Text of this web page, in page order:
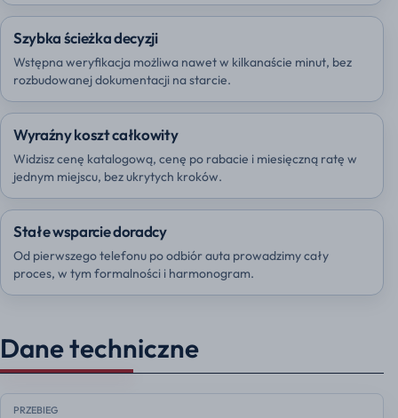
Szybka ścieżka decyzji
Wstępna weryfikacja możliwa nawet w kilkanaście minut, bez
rozbudowanej dokumentacji na starcie.
Wyraźny koszt całkowity
Widzisz cenę katalogową, cenę po rabacie i miesięczną ratę w
jednym miejscu, bez ukrytych kroków.
Stałe wsparcie doradcy
Od pierwszego telefonu po odbiór auta prowadzimy cały
proces, w tym formalności i harmonogram.
Dane techniczne
PRZEBIEG